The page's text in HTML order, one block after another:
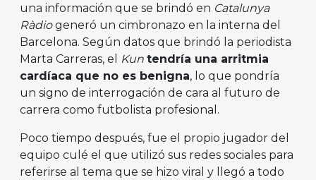
una información que se brindó en Catalunya
Ràdiogeneró un cimbronazo en la interna del
Barcelona. Según datos que brindó la periodista
Marta Carreras, el
Kun tendría una arritmia
cardíaca que no es benigna, lo que pondría
un signo de interrogación de cara al futuro de
carrera como futbolista profesional.
Poco tiempo después, fue el propio jugador del
equipo culé el que utilizó sus redes sociales para
referirse al tema que se hizo viral y llegó a todo